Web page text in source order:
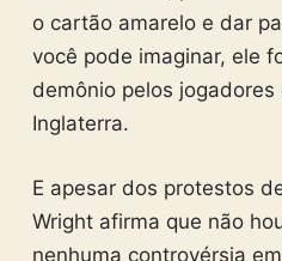
o cartão amarelo e dar
você pode imaginar, ele
demônio pelos
Inglaterra.
E apesar dos protestos
Wright afirma que não
nenhuma controvérsia